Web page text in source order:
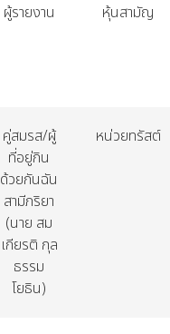
ผู้รายงาน หุ้นสามัญ
คู่สมรส/ผู้
ที่อยู่กิน
ด้วยกันฉัน
สามีภริยา
(นาย สม
เกียรติ กุล
ธรรม
โยธิน)
หน่วยทรัสต์